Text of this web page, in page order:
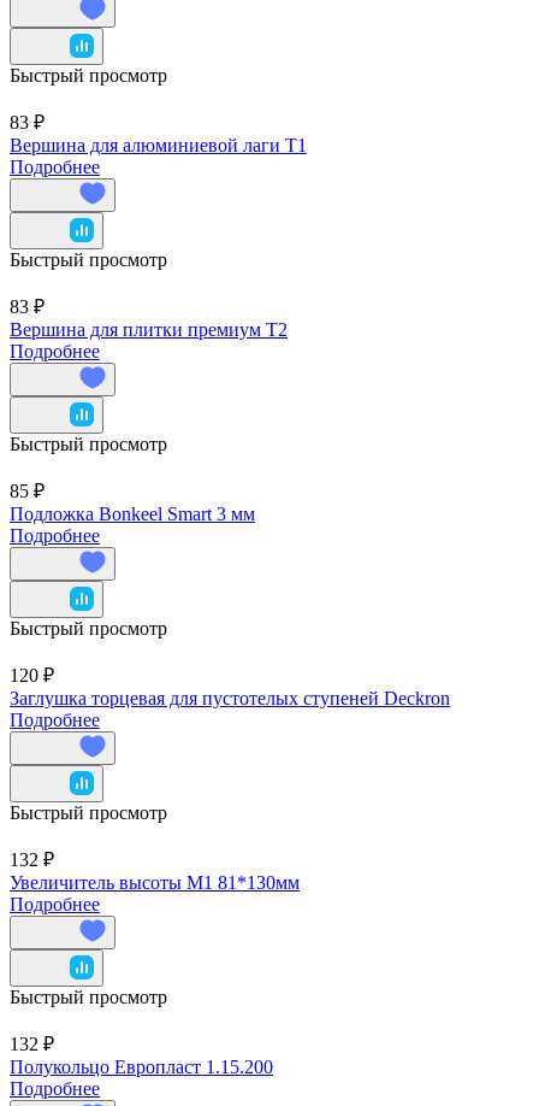
Быстрый просмотр
83 ₽
Вершина для алюминиевой лаги T1
Подробнее
Быстрый просмотр
83 ₽
Вершина для плитки премиум T2
Подробнее
Быстрый просмотр
85 ₽
Подложка Bonkeel Smart 3 мм
Подробнее
Быстрый просмотр
120 ₽
Заглушка торцевая для пустотелых ступеней Deckron
Подробнее
Быстрый просмотр
132 ₽
Увеличитель высоты M1 81*130мм
Подробнее
Быстрый просмотр
132 ₽
Полукольцо Европласт 1.15.200
Подробнее